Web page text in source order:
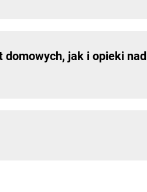
domowych, jak i opieki nad